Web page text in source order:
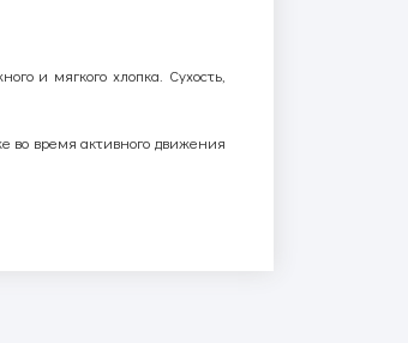
и мягкого хлопка. Сухость,
во время активного движения